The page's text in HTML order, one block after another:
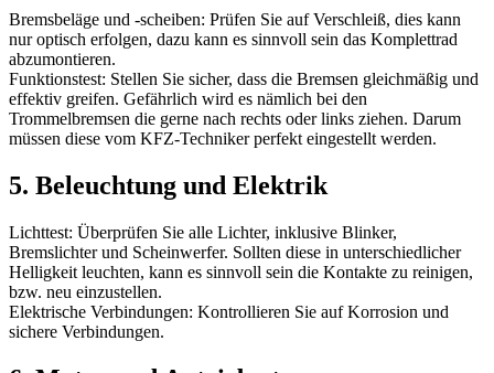
Bremsbeläge und -scheiben: Prüfen Sie auf Verschleiß, dies kann
nur optisch erfolgen, dazu kann es sinnvoll sein das Komplettrad
abzumontieren.
Funktionstest: Stellen Sie sicher, dass die Bremsen gleichmäßig und
effektiv greifen. Gefährlich wird es nämlich bei den
Trommelbremsen die gerne nach rechts oder links ziehen. Darum
müssen diese vom KFZ-Techniker perfekt eingestellt werden.
5. Beleuchtung und Elektrik
Lichttest: Überprüfen Sie alle Lichter, inklusive Blinker,
Bremslichter und Scheinwerfer. Sollten diese in unterschiedlicher
Helligkeit leuchten, kann es sinnvoll sein die Kontakte zu reinigen,
bzw. neu einzustellen.
Elektrische Verbindungen: Kontrollieren Sie auf Korrosion und
sichere Verbindungen.